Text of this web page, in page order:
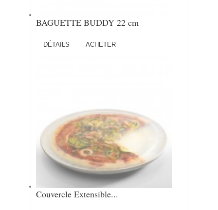
BAGUETTE BUDDY 22 cm
DÉTAILS ACHETER
Couvercle Extensible...